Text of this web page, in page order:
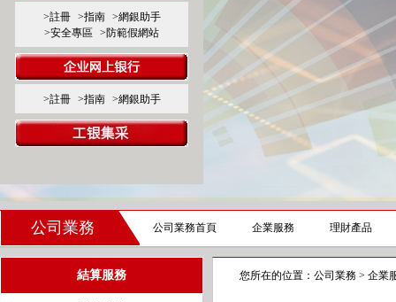
>註冊 >指南
>網銀助手
>安全專區
>防範假網站
>註冊 >指南 >網銀助手
公司業務 公司業務首頁 企業服務 理財產品
結算服務 您所在的位置： 公司業務 > 企業